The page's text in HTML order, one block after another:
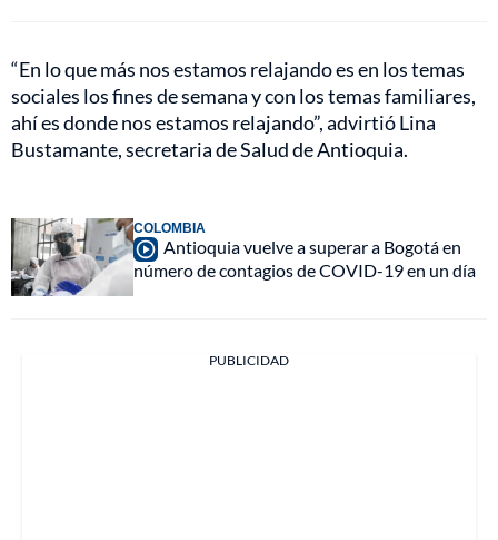
“En lo que más nos estamos relajando es en los temas
sociales los fines de semana y con los temas familiares,
ahí es donde nos estamos relajando”, advirtió Lina
Bustamante, secretaria de Salud de Antioquia.
COLOMBIA
Antioquia vuelve a superar a Bogotá en
número de contagios de COVID-19 en un día
PUBLICIDAD